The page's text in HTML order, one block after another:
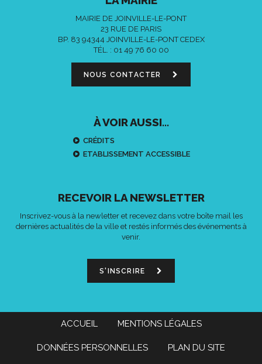
MAIRIE DE JOINVILLE-LE-PONT
23 RUE DE PARIS
BP. 83 94344 JOINVILLE-LE-PONT CEDEX
TÉL. : 01 49 76 60 00
NOUS CONTACTER
À VOIR AUSSI...
CRÉDITS
ETABLISSEMENT ACCESSIBLE
RECEVOIR LA NEWSLETTER
Inscrivez-vous à la newletter et recevez dans votre boîte mail les
dernières actualités de la ville et restés informés des événements à
venir.
S'INSCRIRE
ACCUEIL MENTIONS LÉGALES
DONNÉES PERSONNELLES PLAN DU SITE